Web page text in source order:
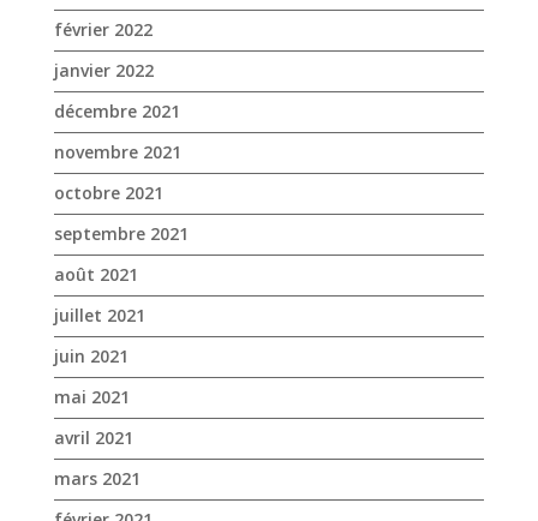
février 2022
janvier 2022
décembre 2021
novembre 2021
octobre 2021
septembre 2021
août 2021
juillet 2021
juin 2021
mai 2021
avril 2021
mars 2021